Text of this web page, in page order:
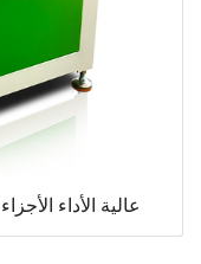
عالية الأداء